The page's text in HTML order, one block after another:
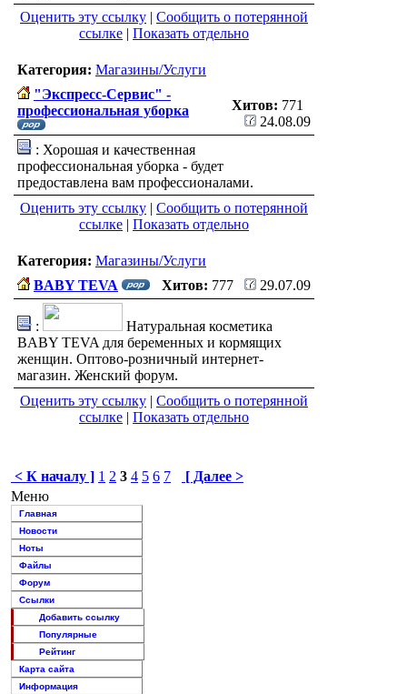
Оценить эту ссылку | Сообщить о потерянной
ссылке | Показать отдельно
Категория: Магазины/Услуги
"Экспресс-Сервис" -
профессиональная уборка
Хитов: 771
24.08.09
: Хорошая и качественная
профессиональная уборка - будет
предоставлена вам профессионалами.
Оценить эту ссылку | Сообщить о потерянной
ссылке | Показать отдельно
Категория: Магазины/Услуги
BABY TEVA
Хитов: 777 29.07.09
:
Натуральная косметика
BABY TEVA для беременных и кормящих
женщин. Оптово-розничный интернет-
магазин. Женский форум.
Оценить эту ссылку | Сообщить о потерянной
ссылке | Показать отдельно
< К началу ] 1 2 3 4 5 6 7
[ Далее >
Меню
Главная
Новости
Ноты
Файлы
Форум
Ссылки
Добавить ссылку
Популярные
Рейтинг
Карта сайта
Информация